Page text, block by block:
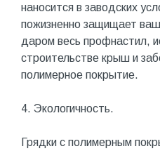
наносится в заводских
пожизненно защищает
даром весь профнастил,
строительстве крыш и
полимерное покрытие.
4. Экологичность.
Грядки с полимерным